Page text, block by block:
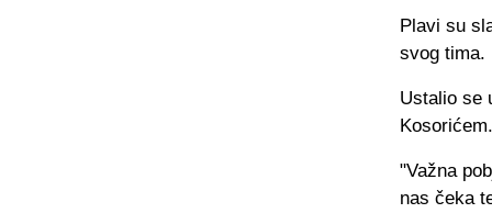
Plavi su
svog tima.
Ustalio se
Kosorićem.
"Važna
nas čeka